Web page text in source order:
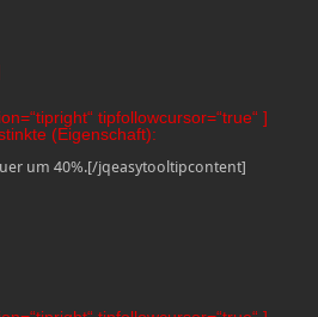
tipfollowcursor=“true“ ]
(Eigenschaft):
um 40%.[/jqeasytooltipcontent]